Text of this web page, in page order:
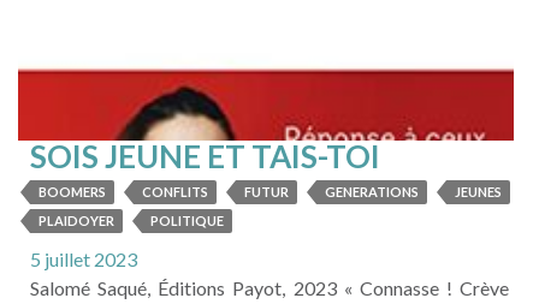
SOIS JEUNE ET TAIS-TOI
BOOMERS CONFLITS FUTUR GENERATIONS
JEUNES
PLAIDOYER
POLITIQUE
5 juillet 2023
Salomé Saqué, Éditions Payot, 2023 « Connasse ! Crève